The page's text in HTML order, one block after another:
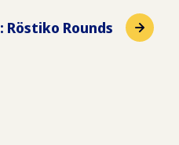
: Röstiko Rounds